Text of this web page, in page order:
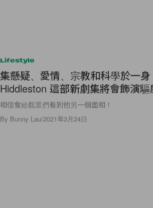
Lifestyle
集懸疑、愛情、宗教和科學於一身
Hiddleston 這部新劇集將會飾演驅
相信會給觀眾們看到他另一個面相！
By Bunny Lau/2021年3月24日